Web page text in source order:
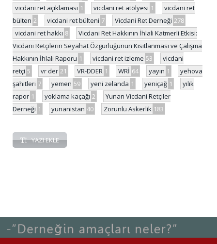
vicdani ret açıklaması 1 vicdani ret atölyesi 1
vicdani ret
bülten 2 vicdani ret bülteni 7 Vicdani Ret Derneği 278
vicdani ret hakkı 8
Vicdani Ret Hakkının İhlali Katmerli Etkisi:
Vicdani Retçilerin Seyahat Özgürlüğünün Kısıtlanması ve Çalışma
Hakkının İhlali Raporu 1 vicdani ret izleme 53
vicdani
retçi 5 vr der 21 VR-DDER 1 WRİ 64 yayın 1
yehova
şahitleri 7 yemen 59 yeni zelanda 1 yeniçağ 1
yılık
rapor 1 yoklama kaçağı 2
Yunan Vicdani Retçiler
Derneği 1 yunanistan 40 Zorunlu Askerlik 183
YAZI EKLE